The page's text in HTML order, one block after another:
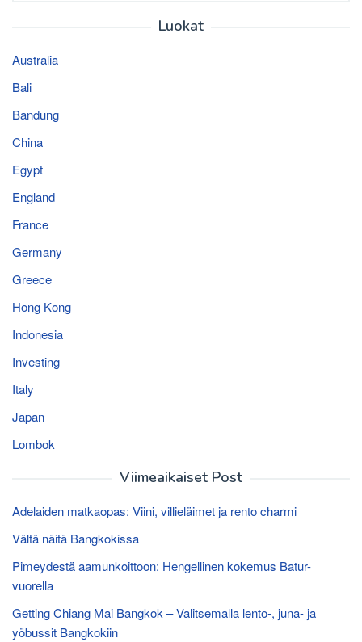
Luokat
Australia
Bali
Bandung
China
Egypt
England
France
Germany
Greece
Hong Kong
Indonesia
Investing
Italy
Japan
Lombok
Viimeaikaiset Post
Adelaiden matkaopas: Viini, villieläimet ja rento charmi
Vältä näitä Bangkokissa
Pimeydestä aamunkoittoon: Hengellinen kokemus Batur-
vuorella
Getting Chiang Mai Bangkok – Valitsemalla lento-, juna- ja
yöbussit Bangkokiin